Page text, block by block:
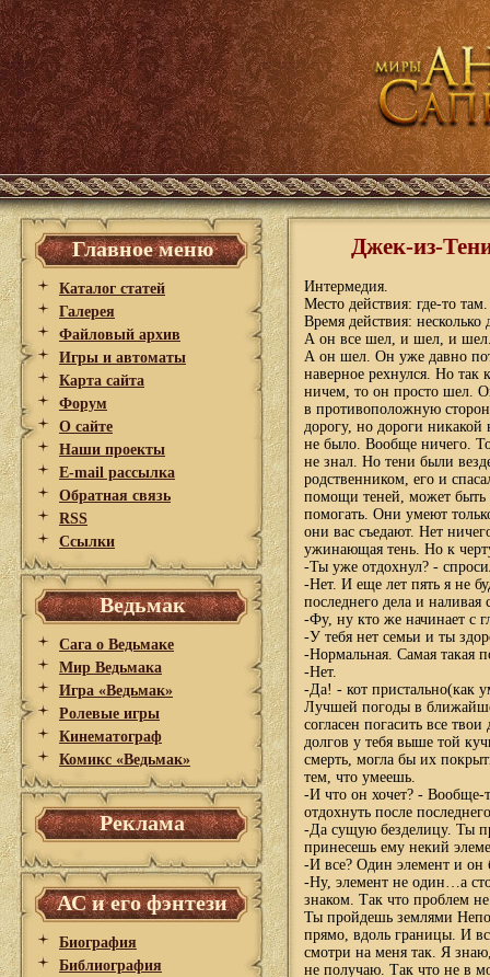
Главное меню
Каталог статей
Галерея
Файловый архив
Игры и автоматы
Карта сайта
Форум
О сайте
Наши проекты
E-mail рассылка
Обратная связь
RSS
Ссылки
Ведьмак
Сага о Ведьмаке
Мир Ведьмака
Игра «Ведьмак»
Ролевые игры
Кинематограф
Комикс «Ведьмак»
Реклама
АС и его фэнтези
Биография
Библиография
Джек-из-
Интермедия.
Место действия: где-то там.
Время действия: несколько
А он все шел, и шел, и шел.
А он шел. Он уже давно
наверное рехнулся. Но так
ничем, то он просто шел.
в противоположную
дорогу, но дороги
не было. Вообще ничего.
не знал. Но тени были
родственником, его и
помощи теней, может быть
помогать. Они умеют
они вас съедают. Нет
ужинающая тень. Но к
-Ты уже отдохнул? -
-Нет. И еще лет пять я не
последнего дела и наливая
-Фу, ну кто же начинает с
-У тебя нет семьи и ты
-Нормальная. Самая такая
-Нет.
-Да! - кот пристально(как
Лучшей погоды в
согласен погасить все
долгов у тебя выше той
смерть, могла бы их
тем, что умеешь.
-И что он хочет? - Вообще-
отдохнуть после
-Да сущую безделицу. Ты
принесешь ему некий
-И все? Один элемент и он
-Ну, элемент не один…а
знаком. Так что проблем
Ты пройдешь землями
прямо, вдоль границы. И
смотри на меня так. Я
не получаю. Так что не в